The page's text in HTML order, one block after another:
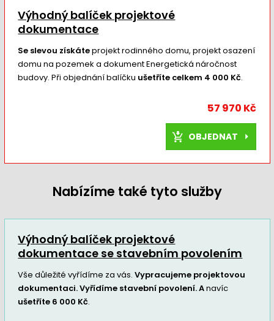
Výhodný balíček projektové
dokumentace
Se slevou získáteprojekt rodinného domu, projekt osazení
domu na pozemek a dokument Energetická náročnost
budovy. Při objednání balíčku ušetříte celkem 4 000 Kč.
57 970 Kč
OBJEDNAT
Nabízíme také tyto služby
Výhodný balíček projektové
dokumentace se stavebním povolením
Vše důležité vyřídíme za vás.Vypracujeme projektovou
dokumentaci. Vyřídíme stavební povolení. Anavíc
ušetříte 6 000 Kč.